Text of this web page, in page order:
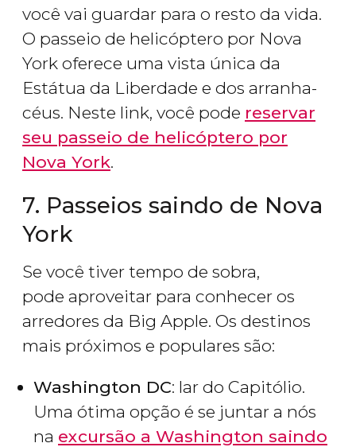
você vai guardar para o resto da vida.
O passeio de helicóptero por Nova
York oferece uma vista única da
Estátua da Liberdade e dos arranha-
céus. Neste link, você pode reservar
seu passeio de helicóptero por
Nova York.
7. Passeios saindo de Nova
York
Se você tiver tempo de sobra,
pode aproveitar para conhecer os
arredores da Big Apple. Os destinos
mais próximos e populares são:
Washington DC: lar do Capitólio.
Uma ótima opção é se juntar a nós
na excursão a Washington saindo